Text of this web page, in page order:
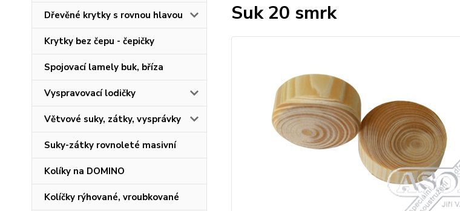
Dřevěné krytky s rovnou hlavou
Krytky bez čepu - čepičky
Spojovací lamely buk, bříza
Vyspravovací lodičky
Větvové suky, zátky, vysprávky
Suky-zátky rovnoleté masivní
Kolíky na DOMINO
Kolíčky rýhované, vroubkované
Suk 20 smrk